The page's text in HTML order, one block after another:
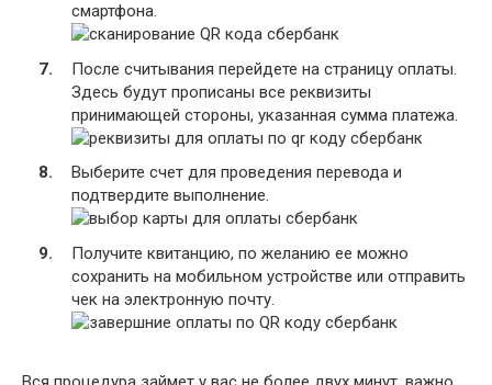
смартфона.
После считывания перейдете на страницу оплаты.
Здесь будут прописаны все реквизиты
принимающей стороны, указанная сумма платежа.
Выберите счет для проведения перевода и
подтвердите выполнение.
Получите квитанцию, по желанию ее можно
сохранить на мобильном устройстве или отправить
чек на электронную почту.